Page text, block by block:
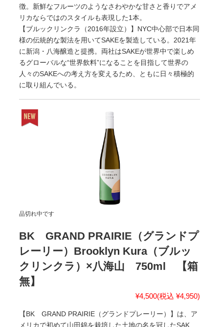
徴。新鮮なフルーツのようなさわやかな甘さと香りでアメ
リカならではのスタイルも表現した1本。
【ブルックリンクラ（2016年設立）】NYC中心部で日本同
様の伝統的な製法を用いてSAKEを製造している。2021年
に新潟・八海醸造と提携。両社はSAKEが世界中で楽しめ
るグローバルな“世界飲料”になることを目指して世界の
人々のSAKEへの考え方を変えるため、ともに日々積極的
に取り組んでいる。
品切れ中です
BK GRAND PRAIRIE（グランドプ
レーリー）Brooklyn Kura（ブルッ
クリンクラ）×八海山 750ml 【箱
無】
¥4,500(税込 ¥4,950)
【BK GRAND PRAIRIE（グランドプレーリー）】は、ア
メリカで初めて山田錦を栽培した土地の名を冠したSAK